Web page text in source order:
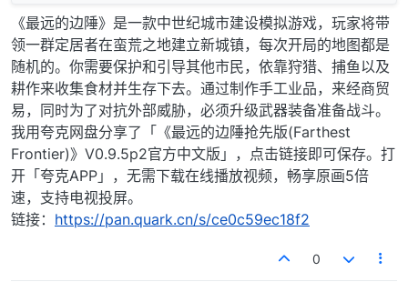
《最远的边陲》是一款中世纪城市建设模拟游戏，玩家将带
领一群定居者在蛮荒之地建立新城镇，每次开局的地图都是
随机的。你需要保护和引导其他市民，依靠狩猎、捕鱼以及
耕作来收集食材并生存下去。通过制作手工业品，来经商贸
易，同时为了对抗外部威胁，必须升级武器装备准备战斗。
我用夸克网盘分享了「《最远的边陲抢先版(Farthest
Frontier)》V0.9.5p2官方中文版」，点击链接即可保存。打
开「夸克APP」，无需下载在线播放视频，畅享原画5倍
速，支持电视投屏。
链接： https://pan.quark.cn/s/ce0c59ec18f2
0